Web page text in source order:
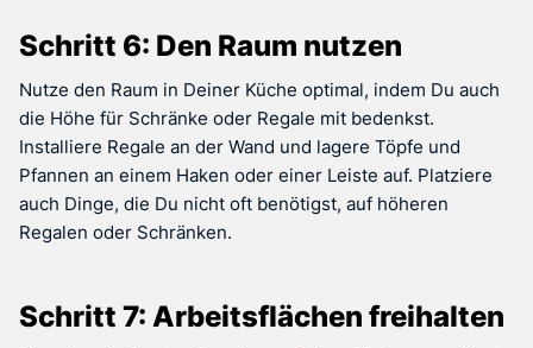
Schritt 6: Den Raum nutzen
Nutze den Raum in Deiner Küche optimal, indem Du auch
die Höhe für Schränke oder Regale mit bedenkst.
Installiere Regale an der Wand und lagere Töpfe und
Pfannen an einem Haken oder einer Leiste auf. Platziere
auch Dinge, die Du nicht oft benötigst, auf höheren
Regalen oder Schränken.
Schritt 7: Arbeitsflächen freihalten